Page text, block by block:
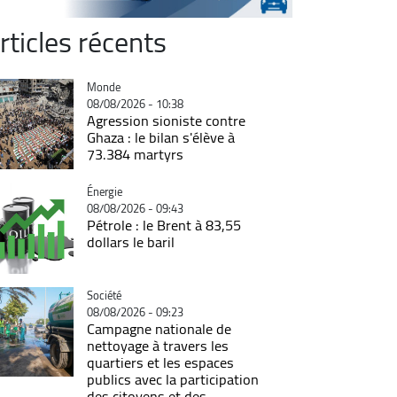
récents
Catégorie
Monde
08/08/2026 - 10:38
Agression sioniste contre
Ghaza : le bilan s'élève à
73.384 martyrs
Catégorie
Énergie
08/08/2026 - 09:43
Pétrole : le Brent à 83,55
dollars le baril
Catégorie
Société
08/08/2026 - 09:23
Campagne nationale de
nettoyage à travers les
quartiers et les espaces
publics avec la participation